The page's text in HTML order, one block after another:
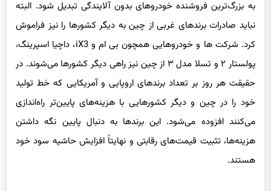
نباید صادرات برندهای غربی از چین به دیگر کشورها را نیز فراموش
کرد. شرکت ها و خودروهایی همچون بی ام و iX3، داچیا اسپرینگ،
پولستار ۲ و تسلا مدل ۳ از چین نیز راهی دیگر کشورها می‌شوند. در
حقیقت هر روز بر تعداد برندهای اروپایی و آمریکایی که خط تولید
خود را در چین و دیگر کشورهایی با هزینه‌های پایین‌تر راه‌اندازی
می‌کنند افزوده می‌شود. این برندها به دنبال پایین نگه داشتن
هزینه‌ها، تثبیت قیمت‌های رقابتی و نهایتاً افزایش حاشیه سود خود
هستند.